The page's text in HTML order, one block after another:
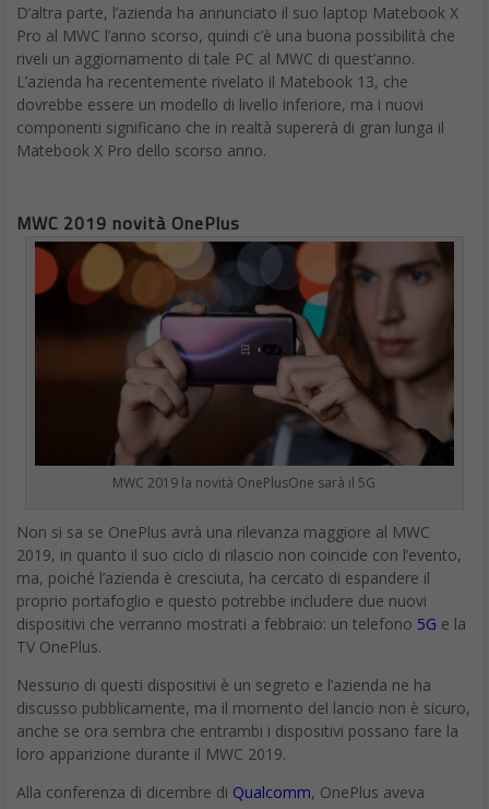
D’altra parte, l’azienda ha annunciato il suo laptop Matebook X
Pro al MWC l’anno scorso, quindi c’è una buona possibilità che
riveli un aggiornamento di tale PC al MWC di quest’anno.
L’azienda ha recentemente rivelato il Matebook 13, che
dovrebbe essere un modello di livello inferiore, ma i nuovi
componenti significano che in realtà supererà di gran lunga il
Matebook X Pro dello scorso anno.
MWC 2019 novità OnePlus
MWC 2019 la novità OnePlusOne sarà il 5G
Non si sa se OnePlus avrà una rilevanza maggiore al MWC
2019, in quanto il suo ciclo di rilascio non coincide con l’evento,
ma, poiché l’azienda è cresciuta, ha cercato di espandere il
proprio portafoglio e questo potrebbe includere due nuovi
dispositivi che verranno mostrati a febbraio: un telefono 5G e la
TV OnePlus.
Nessuno di questi dispositivi è un segreto e l’azienda ne ha
discusso pubblicamente, ma il momento del lancio non è sicuro,
anche se ora sembra che entrambi i dispositivi possano fare la
loro apparizione durante il MWC 2019.
Alla conferenza di dicembre di Qualcomm, OnePlus aveva